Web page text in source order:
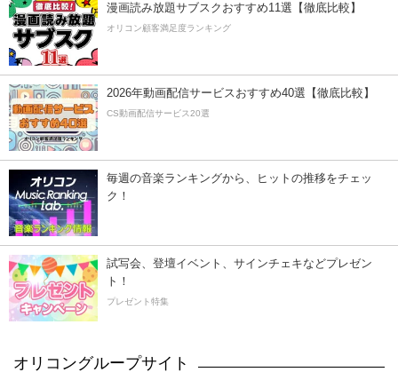
漫画読み放題サブスクおすすめ11選【徹底比較】
オリコン顧客満足度ランキング
2026年動画配信サービスおすすめ40選【徹底比較】
CS動画配信サービス20選
毎週の音楽ランキングから、ヒットの推移をチェッ
ク！
試写会、登壇イベント、サインチェキなどプレゼン
ト！
プレゼント特集
オリコングループサイト